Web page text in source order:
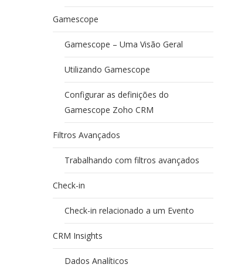
Gamescope
Gamescope – Uma Visão Geral
Utilizando Gamescope
Configurar as definições do
Gamescope Zoho CRM
Filtros Avançados
Trabalhando com filtros avançados
Check-in
Check-in relacionado a um Evento
CRM Insights
Dados Analíticos